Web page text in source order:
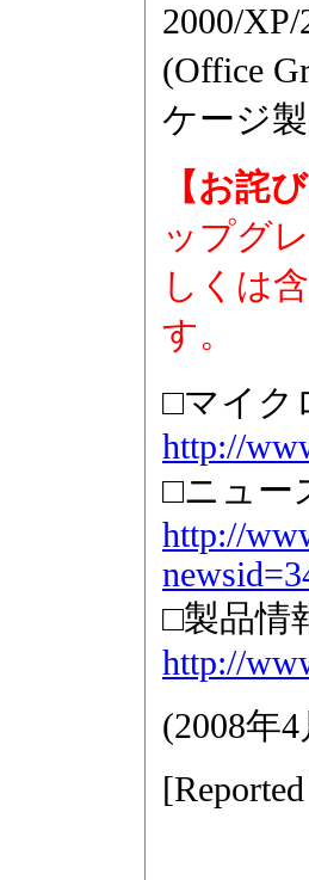
2000/
(Office
ケージ製
【お詫
ップグ
しくは
す。
□マイク
http://
□ニュー
http://
□製品情
http://
(2008年4